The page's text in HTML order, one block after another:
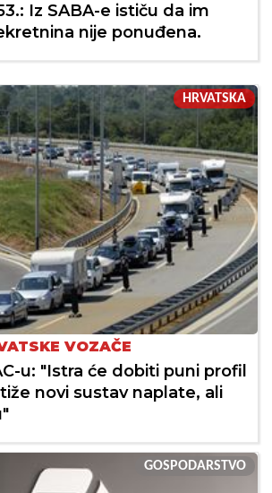
Iz SABA-e ističu da im
nije ponuđena.
HRVATSKA
VOZAČE
u: "Istra će dobiti puni profil
novi sustav naplate, ali
GOSPODARSTVO